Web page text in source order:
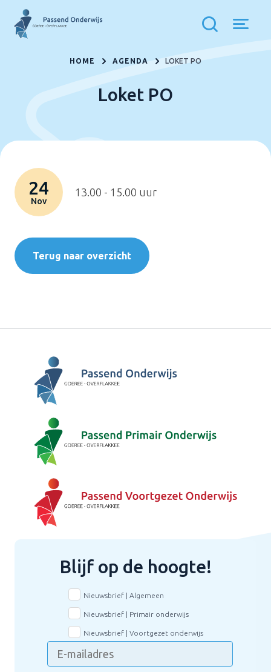
HOME AGENDA LOKET PO
Loket PO
24
Nov
13.00 - 15.00 uur
Terug naar overzicht
Blijf op de hoogte!
Nieuwsbrief | Algemeen
Nieuwsbrief | Primair onderwijs
Nieuwsbrief | Voortgezet onderwijs